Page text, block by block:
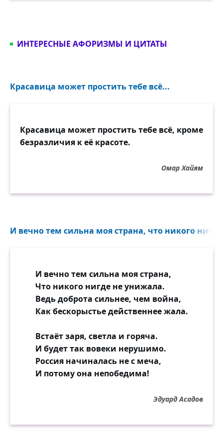
ИНТЕРЕСНЫЕ АФОРИЗМЫ И ЦИТАТЫ
Красавица может простить тебе всё...
Красавица может простить тебе всё, кроме
безразличия к её красоте.
Омар Хайям
И вечно тем сильна моя страна, что никого
И вечно тем сильна моя страна,
Что никого нигде не унижала.
Ведь доброта сильнее, чем война,
Как бескорыстье действеннее жала.
Встаёт заря, светла и горяча.
И будет так вовеки нерушимо.
Россия начиналась не с меча,
И потому она непобедима!
Эдуард Асадов